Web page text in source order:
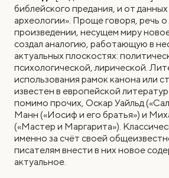
библейского предания, и от
археологии». Проще говоря, речь
произведении, несущем миру
создал аналогию, работающую в
актуальных плоскостях:
психологической, лирической.
использования рамок канона или
известен в европейской
помимо прочих, Оскар Уайльд
Манн («Иосиф и его братья») и
(«Мастер и Маргарита»).
именно за счёт своей
писателям внести в них новое
актуальное.